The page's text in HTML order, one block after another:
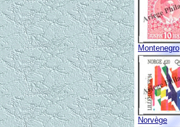
Montenegro
Norvège